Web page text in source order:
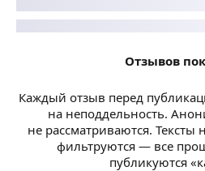
Отзывов
Каждый отзыв перед
на неподдельность.
не рассматриваются. Тексты
фильтруются — все
публикуются